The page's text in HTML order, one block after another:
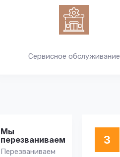
Сервисное обслуживание
Мы
перезваниваем
Перезваниваем
3